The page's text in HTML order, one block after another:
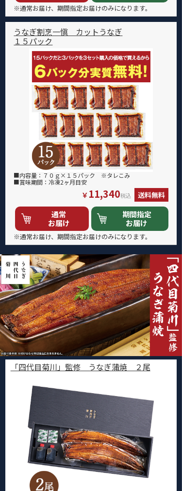
※通常お届け、期間指定お届けのみになります。
うなぎ割烹一愼 カットうなぎ
１５パック
■内容量：７０ｇ×１５パック ※タレこみ
■賞味期間：冷凍2ヶ月目安
￥ 11,340税込 送料無料
通常
お届け
期間指定
お届け
※通常お届け、期間指定お届けのみになります。
「四代目菊川」監修 うなぎ蒲焼 ２尾